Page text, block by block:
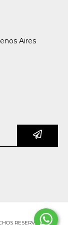
Aires
RESERVADOS.